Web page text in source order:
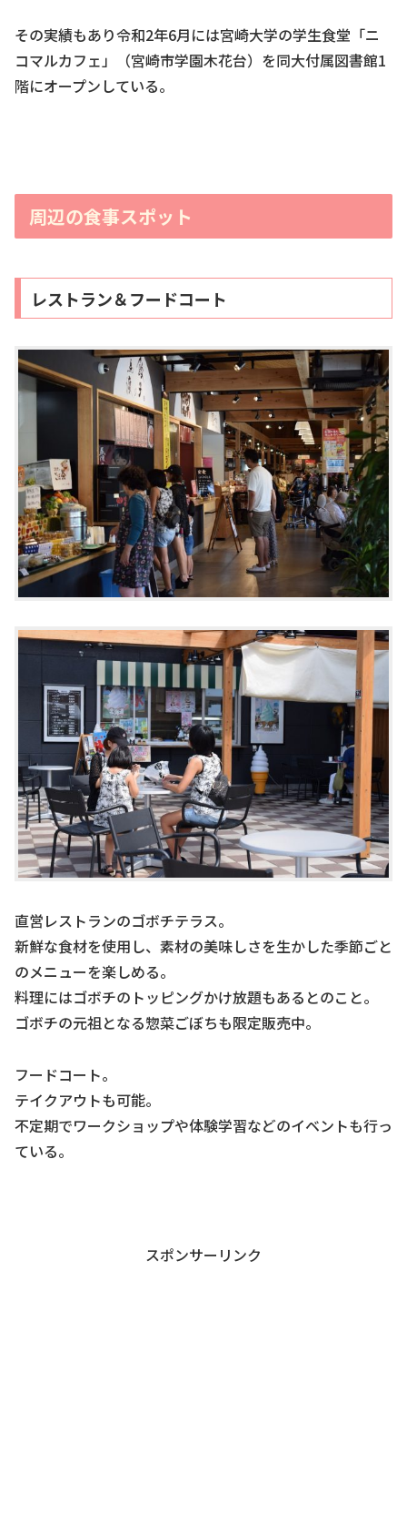
その実績もあり令和2年6月には宮崎大学の学生食堂「ニ
コマルカフェ」（宮崎市学園木花台）を同大付属図書館1
階にオープンしている。
周辺の食事スポット
レストラン＆フードコート
直営レストランのゴボチテラス。
新鮮な食材を使用し、素材の美味しさを生かした季節ごと
のメニューを楽しめる。
料理にはゴボチのトッピングかけ放題もあるとのこと。
ゴボチの元祖となる惣菜ごぼちも限定販売中。
フードコート。
テイクアウトも可能。
不定期でワークショップや体験学習などのイベントも行っ
ている。
スポンサーリンク